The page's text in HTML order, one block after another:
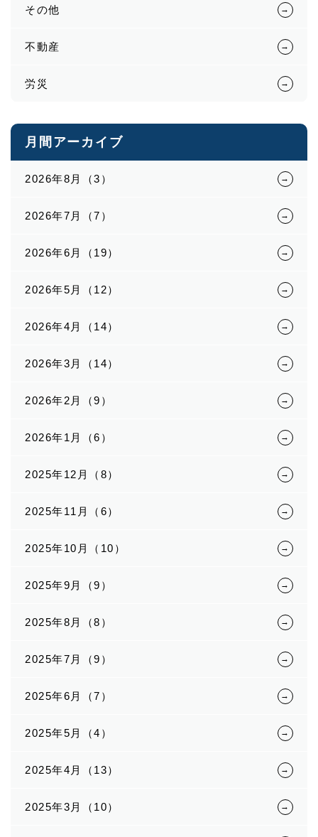
その他
不動産
労災
月間アーカイブ
2026年8月（3）
2026年7月（7）
2026年6月（19）
2026年5月（12）
2026年4月（14）
2026年3月（14）
2026年2月（9）
2026年1月（6）
2025年12月（8）
2025年11月（6）
2025年10月（10）
2025年9月（9）
2025年8月（8）
2025年7月（9）
2025年6月（7）
2025年5月（4）
2025年4月（13）
2025年3月（10）